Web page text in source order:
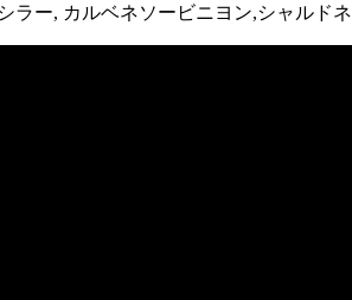
ラー, カルベネソービニヨン,シャルドネ